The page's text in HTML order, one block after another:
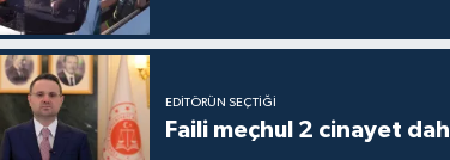
EDITÖRÜN SEÇTIĞI
Faili meçhul 2 cinayet